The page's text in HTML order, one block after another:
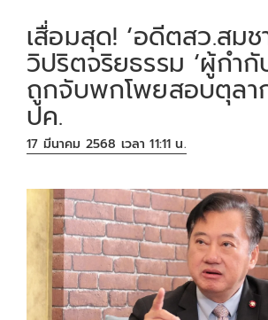
เสื่อมสุด! ‘อดีตสว.สมช
วิปริตจริยธรรม ‘ผู้กำกั
ถูกจับพกโพยสอบตุลา
ปค.
17 มีนาคม 2568 เวลา 11:11 น.